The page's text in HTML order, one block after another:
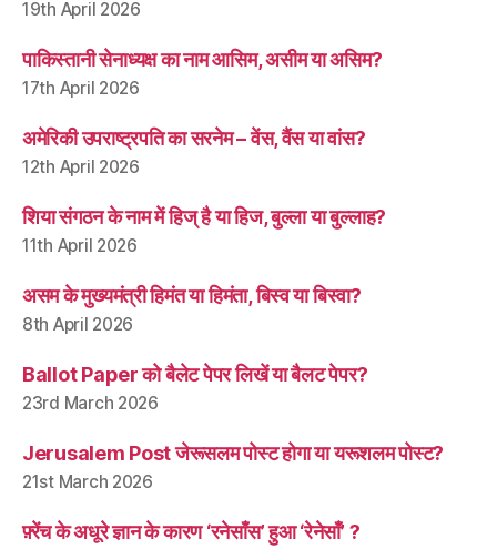
19th April 2026
पाकिस्तानी सेनाध्यक्ष का नाम आसिम, असीम या असिम?
17th April 2026
अमेरिकी उपराष्ट्रपति का सरनेम – वेंस, वैंस या वांस?
12th April 2026
शिया संगठन के नाम में हिज् है या हिज, बुल्ला या बुल्लाह?
11th April 2026
असम के मुख्यमंत्री हिमंत या हिमंता, बिस्व या बिस्वा?
8th April 2026
Ballot Paper को बैलेट पेपर लिखें या बैलट पेपर?
23rd March 2026
Jerusalem Post जेरूसलम पोस्ट होगा या यरूशलम पोस्ट?
21st March 2026
फ़्रेंच के अधूरे ज्ञान के कारण ‘रनेसाँस’ हुआ ‘रेनेसाँ’ ?